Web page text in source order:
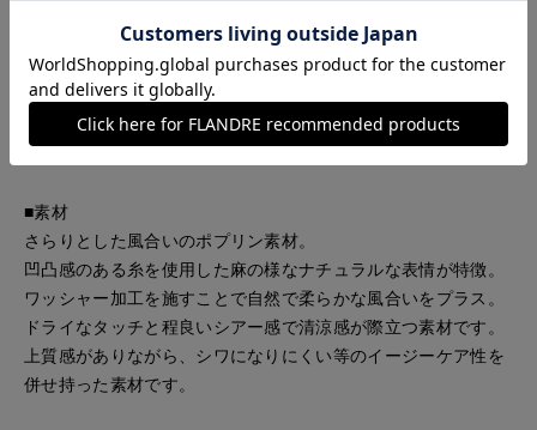
せるデザイン。ボトムラインはランダムタックでたっぷり分量
感を持たせたリッチなシルエットです。アウトポケットがアク
セントとなり、1枚でスタイルが完結するワンピースです。袖口
にはカーブを付け肘を隠しつつすっきりとした印象にまとりま
■素材
さらりとした風合いのポプリン素材。
凹凸感のある糸を使用した麻の様なナチュラルな表情が特徴。
ワッシャー加工を施すことで自然で柔らかな風合いをプラス。
ドライなタッチと程良いシアー感で清涼感が際立つ素材です。
上質感がありながら、シワになりにくい等のイージーケア性を
併せ持った素材です。